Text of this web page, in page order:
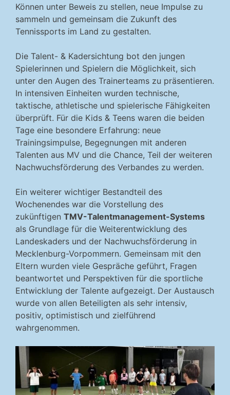
Können unter Beweis zu stellen, neue Impulse zu
sammeln und gemeinsam die Zukunft des
Tennissports im Land zu gestalten.
Die Talent- & Kadersichtung bot den jungen
Spielerinnen und Spielern die Möglichkeit, sich
unter den Augen des Trainerteams zu präsentieren.
In intensiven Einheiten wurden technische,
taktische, athletische und spielerische Fähigkeiten
überprüft. Für die Kids & Teens waren die beiden
Tage eine besondere Erfahrung: neue
Trainingsimpulse, Begegnungen mit anderen
Talenten aus MV und die Chance, Teil der weiteren
Nachwuchsförderung des Verbandes zu werden.
Ein weiterer wichtiger Bestandteil des
Wochenendes war die Vorstellung des
zukünftigen TMV-Talentmanagement-Systems
als Grundlage für die Weiterentwicklung des
Landeskaders und der Nachwuchsförderung in
Mecklenburg-Vorpommern. Gemeinsam mit den
Eltern wurden viele Gespräche geführt, Fragen
beantwortet und Perspektiven für die sportliche
Entwicklung der Talente aufgezeigt. Der Austausch
wurde von allen Beteiligten als sehr intensiv,
positiv, optimistisch und zielführend
wahrgenommen.